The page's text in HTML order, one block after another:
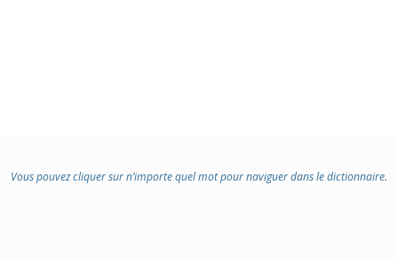
Vous pouvez cliquer sur n’importe quel mot pour naviguer dans le dictionnaire.